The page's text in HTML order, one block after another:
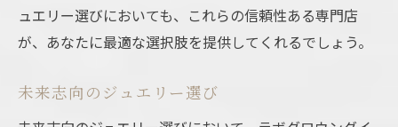
ュエリー選びにおいても、これらの信頼性ある専門店
が、あなたに最適な選択肢を提供してくれるでしょう。
未来志向のジュエリー選び